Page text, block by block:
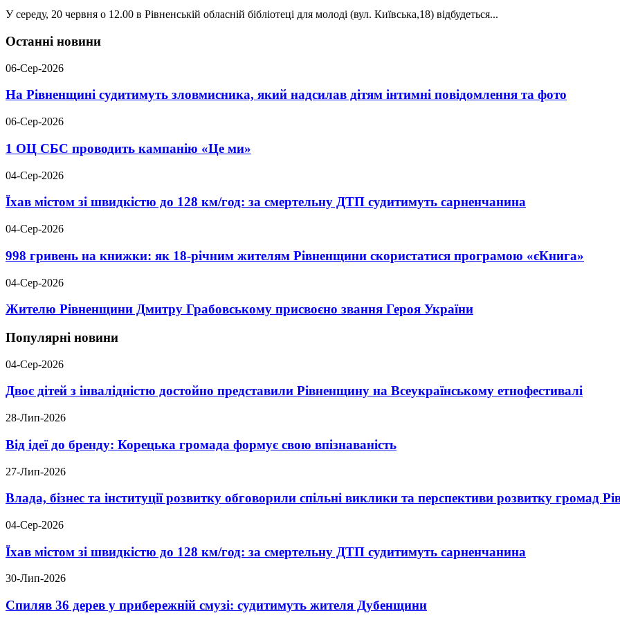
У середу, 20 червня о 12.00 в Рівненській обласній бібліотеці для молоді (вул. Київська,18) відбудеться...
Останні новини
06-Сер-2026
На Рівненщині судитимуть зловмисника, який надсилав дітям інтимні повідомлення та фото
06-Сер-2026
1 ОЦ СБС проводить кампанію «Це ми»
04-Сер-2026
Їхав містом зі швидкістю до 128 км/год: за смертельну ДТП судитимуть сарненчанина
04-Сер-2026
998 гривень на книжки: як 18-річним жителям Рівненщини скористатися програмою «єКнига»
04-Сер-2026
Жителю Рівненщини Дмитру Грабовському присвоєно звання Героя України
Популярні новини
04-Сер-2026
Двоє дітей з інвалідністю достойно представили Рівненщину на Всеукраїнському етнофестивалі
28-Лип-2026
Від ідеї до бренду: Корецька громада формує свою впізнаваність
27-Лип-2026
Влада, бізнес та інституції розвитку обговорили спільні виклики та перспективи розвитку громад
04-Сер-2026
Їхав містом зі швидкістю до 128 км/год: за смертельну ДТП судитимуть сарненчанина
30-Лип-2026
Спиляв 36 дерев у прибережній смузі: судитимуть жителя Дубенщини